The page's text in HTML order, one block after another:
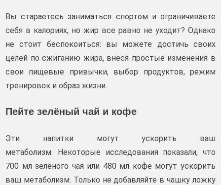
Вы стараетесь заниматься спортом и ограничиваете
себя в калориях, но жир все равно не уходит? Однако
не стоит беспокоиться: вы можете достичь своих
целей по сжиганию жира, внеся простые изменения в
свои пищевые привычки, выбор продуктов, режим
тренировок и образ жизни.
Пейте зелёный чай и кофе
Эти напитки могут ускорить ваш
метаболизм. Некоторые исследования показали, что
700 мл зелёного чая или 480 мл кофе могут ускорить
ваш метаболизм. Только не добавляйте в чашку ложку